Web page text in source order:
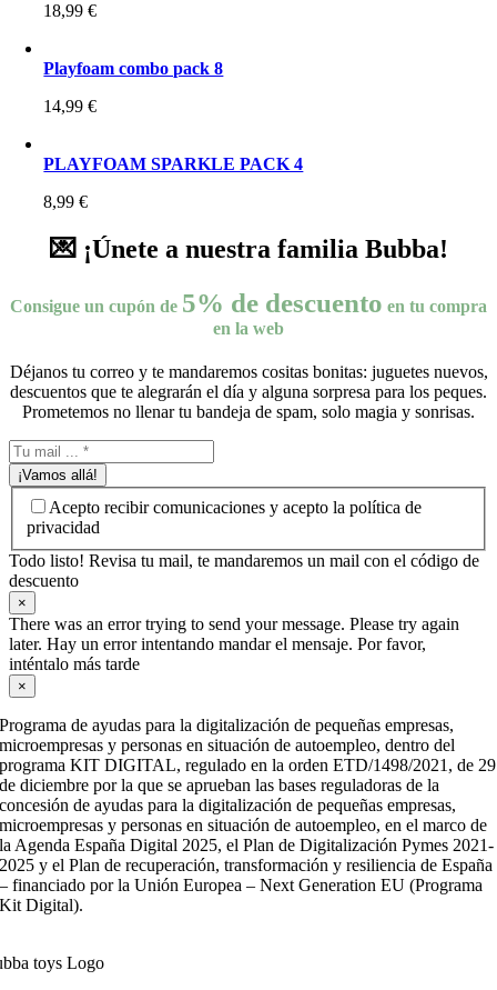
18,99€
Playfoam combo pack 8
14,99€
PLAYFOAM SPARKLE PACK 4
8,99€
💌 ¡Únete a nuestra familia Bubba!
Consigue un cupón de 5% de descuento en tu compra
en la web
Déjanos tu correo y te mandaremos cositas bonitas: juguetes nuevos,
descuentos que te alegrarán el día y alguna sorpresa para los peques.
Prometemos no llenar tu bandeja de spam, solo magia y sonrisas.
¡Vamos allá!
Acepto recibir comunicaciones y acepto la política de
privacidad
Todo listo! Revisa tu mail, te mandaremos un mail con el código de
descuento
×
There was an error trying to send your message. Please try again
later. Hay un error intentando mandar el mensaje. Por favor,
inténtalo más tarde
×
Programa de ayudas para la digitalización de pequeñas empresas,
microempresas y personas en situación de autoempleo, dentro del
programa KIT DIGITAL, regulado en la orden ETD/1498/2021, de 29
de diciembre por la que se aprueban las bases reguladoras de la
concesión de ayudas para la digitalización de pequeñas empresas,
microempresas y personas en situación de autoempleo, en el marco de
la Agenda España Digital 2025, el Plan de Digitalización Pymes 2021-
2025 y el Plan de recuperación, transformación y resiliencia de España
– financiado por la Unión Europea – Next Generation EU (Programa
Kit Digital).